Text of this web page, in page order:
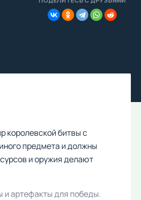
королевской битвы с
предмета и должны
и оружия делают
и артефакты для победы.